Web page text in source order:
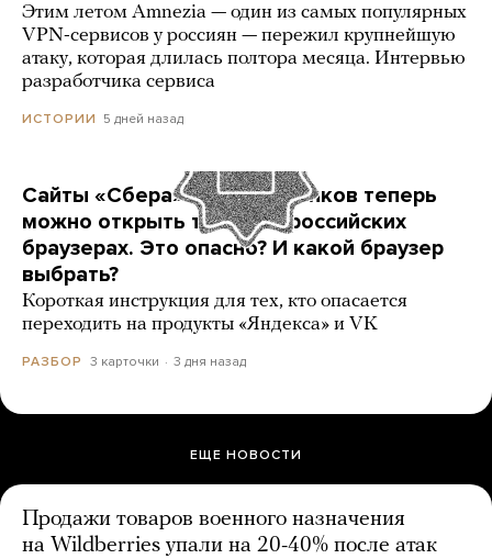
Этим летом Amnezia — один из самых популярных
VPN-сервисов у россиян — пережил крупнейшую
атаку, которая длилась полтора месяца. Интервью
разработчика сервиса
ИСТОРИИ 5 дней назад
Сайты «Сбера» и других банков теперь
можно открыть только в российских
браузерах. Это опасно? И какой браузер
выбрать?
Короткая инструкция для тех, кто опасается
переходить на продукты «Яндекса» и VK
РАЗБОР 3 карточки 3 дня назад
ЕЩЕ НОВОСТИ
Продажи товаров военного назначения
на Wildberries упали на 20-40% после атак